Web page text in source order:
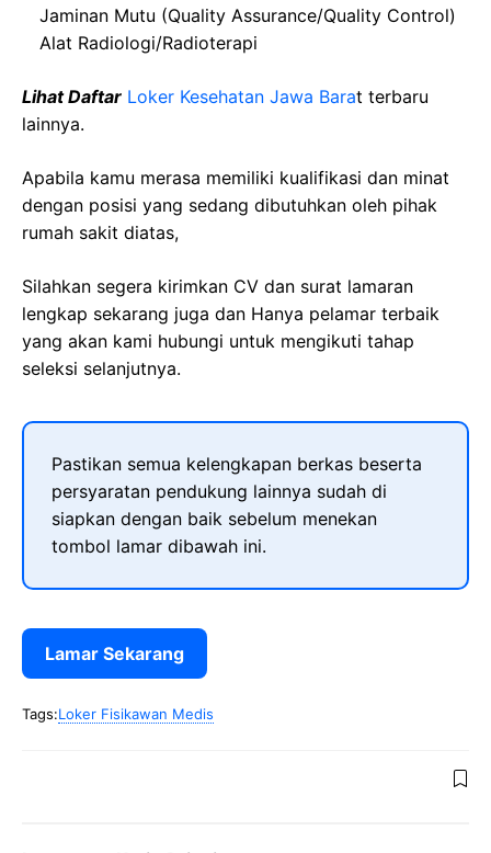
Jaminan Mutu (Quality Assurance/Quality Control)
Alat Radiologi/Radioterapi
Lihat Daftar Loker Kesehatan Jawa Barat terbaru
lainnya.
Apabila kamu merasa memiliki kualifikasi dan minat
dengan posisi yang sedang dibutuhkan oleh pihak
rumah sakit diatas,
Silahkan segera kirimkan CV dan surat lamaran
lengkap sekarang juga dan Hanya pelamar terbaik
yang akan kami hubungi untuk mengikuti tahap
seleksi selanjutnya.
Pastikan semua kelengkapan berkas beserta
persyaratan pendukung lainnya sudah di
siapkan dengan baik sebelum menekan
tombol lamar dibawah ini.
Lamar Sekarang
Tags:Loker Fisikawan Medis